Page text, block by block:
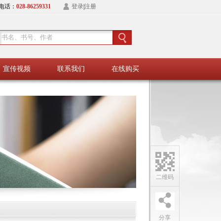
话： 028-86259331 登录|注册
宣传视频 联系我们 在线购买
二维码
分享